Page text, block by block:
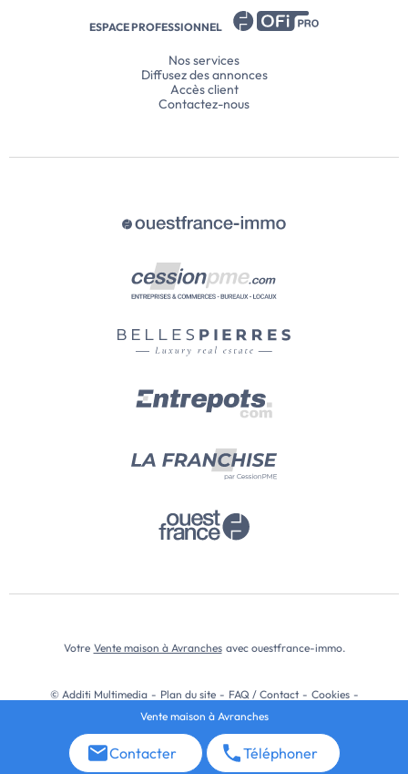
Vente maison à Avranches
Contacter Téléphoner
ESPACE PROFESSIONNEL
Nos services
Diffusez des annonces
Accès client
Contactez-nous
Votre Vente maison à Avranches avec ouestfrance-immo.
© Additi Multimedia - Plan du site - FAQ / Contact - Cookies -
Mentions légales-Données Personnelles-CGU-Modifier les choix cookies